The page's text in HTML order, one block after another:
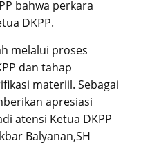
bahwa perkara
DKPP.
melalui proses
dan tahap
materiil. Sebagai
apresiasi
atensi Ketua DKPP
Balyanan,SH